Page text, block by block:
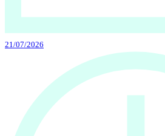
21/07/2026